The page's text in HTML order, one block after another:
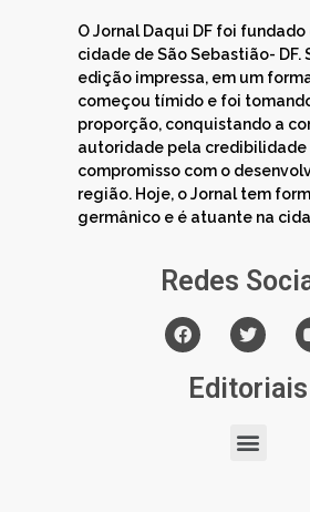
O Jornal Daqui DF foi fundado
cidade de São Sebastião- DF.
edição impressa, em um
começou tímido e foi
proporção, conquistando a
autoridade pela credibilidade
compromisso com o
região. Hoje, o Jornal tem
germânico e é atuante na
Redes
Editoriais